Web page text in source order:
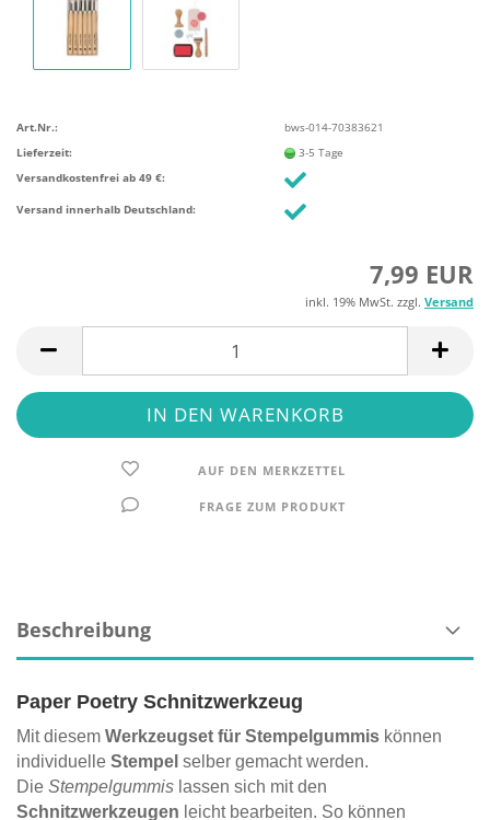
Art.Nr.:
bws-014-70383621
Lieferzeit:
3-5 Tage
Versandkostenfrei ab 49 €:
Versand innerhalb Deutschland:
7,99 EUR
inkl. 19% MwSt. zzgl. Versand
AUF DEN MERKZETTEL
FRAGE ZUM PRODUKT
Beschreibung
Paper Poetry Schnitzwerkzeug
Mit diesem Werkzeugset für Stempelgummis können
individuelle Stempel selber gemacht werden.
Die Stempelgummis lassen sich mit den
Schnitzwerkzeugen leicht bearbeiten. So können